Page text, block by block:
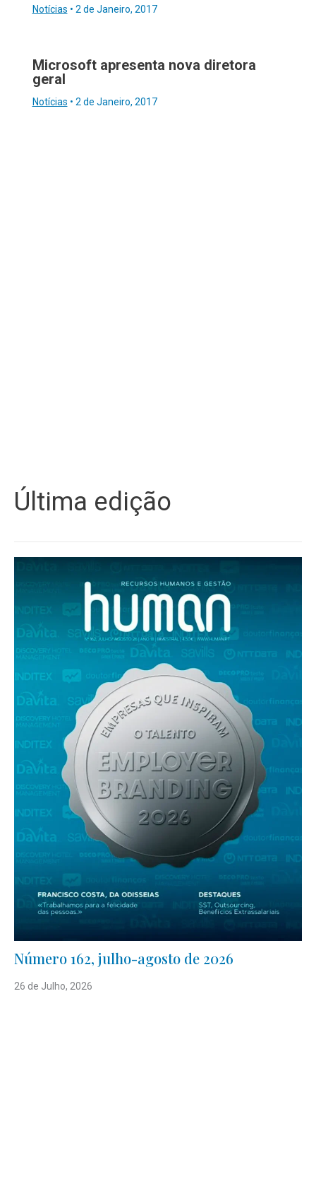
Notícias • 2 de Janeiro, 2017
Microsoft apresenta nova diretora
geral
Notícias • 2 de Janeiro, 2017
Última edição
Número 162, julho-agosto de 2026
26 de Julho, 2026